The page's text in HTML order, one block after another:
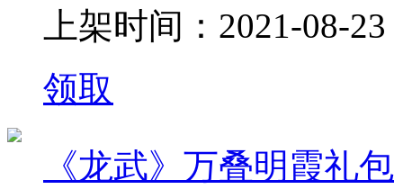
上架时间：2021-08-23
领取
《龙武》万叠明霞礼包